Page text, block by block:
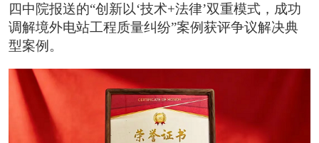
四中院报送的“创新以‘技术+法律’双重模式，成功
调解境外电站工程质量纠纷”案例获评争议解决典
型案例。